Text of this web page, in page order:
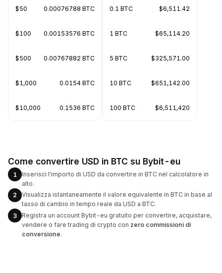
$50 0.00076788 BTC
$100 0.00153576 BTC
$500 0.00767882 BTC
$1,000 0.0154 BTC
$10,000 0.1536 BTC
0.1 BTC $6,511.42
1 BTC $65,114.20
5 BTC $325,571.00
10 BTC $651,142.00
100 BTC $6,511,420
Come convertire USD in BTC su Bybit-eu
1
Inserisci l'importo di USD da convertire in BTC nel calcolatore in
alto.
2
Visualizza istantaneamente il valore equivalente in BTC in base al
tasso di cambio in tempo reale da USD a BTC.
3
Registra un account Bybit-eu gratuito per convertire, acquistare,
vendere o fare trading di crypto con zero commissioni di
conversione.